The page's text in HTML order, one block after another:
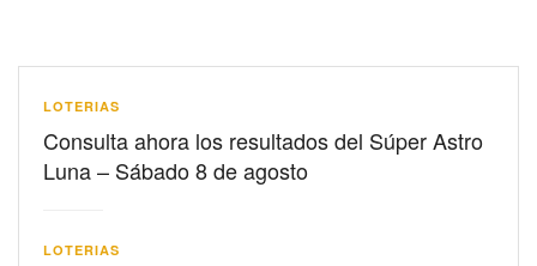
LOTERIAS
Consulta ahora los resultados del Súper Astro
Luna – Sábado 8 de agosto
LOTERIAS